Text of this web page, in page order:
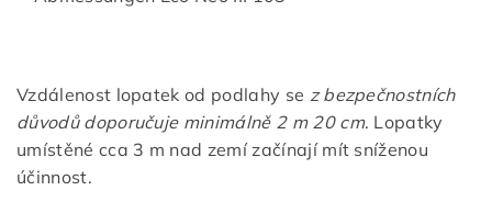
Vzdálenost lopatek od podlahy se z bezpečnostních
důvodů doporučuje minimálně 2 m 20 cm. Lopatky
umístěné cca 3 m nad zemí začínají mít sníženou
účinnost.